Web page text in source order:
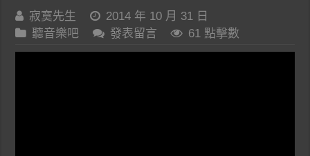
寂寞先生
2014 年 10 月 31 日
聽音樂吧
發表留言 61 點擊數